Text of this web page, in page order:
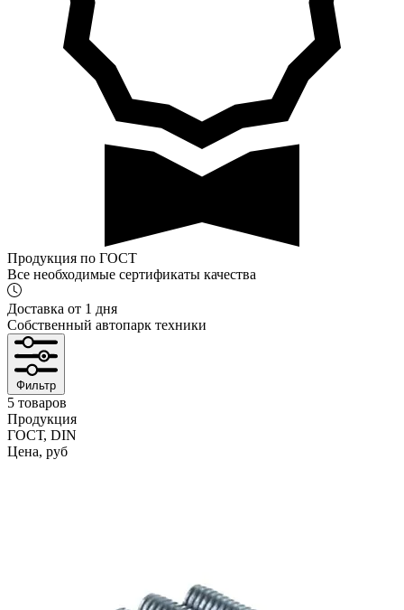
Продукция по ГОСТ
Все необходимые сертификаты качества
Доставка от 1 дня
Собственный автопарк техники
Фильтр
5 товаров
Продукция
ГОСТ, DIN
Цена, руб